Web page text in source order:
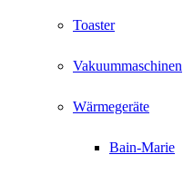
Toaster
Vakuummaschinen
Wärmegeräte
Bain-Marie